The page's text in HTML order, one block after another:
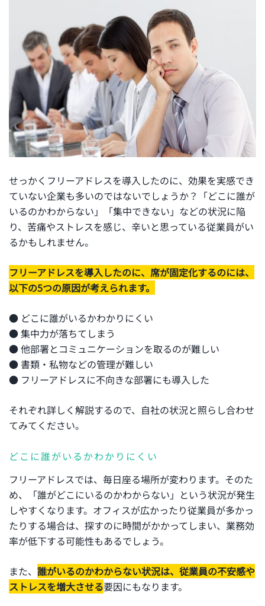
せっかくフリーアドレスを導入したのに、効果を実感でき
ていない企業も多いのではないでしょうか？「どこに誰が
いるのかわからない」「集中できない」などの状況に陥
り、苦痛やストレスを感じ、辛いと思っている従業員がい
るかもしれません。
フリーアドレスを導入したのに、席が固定化するのには、
以下の5つの原因が考えられます。
● どこに誰がいるかわかりにくい
● 集中力が落ちてしまう
● 他部署とコミュニケーションを取るのが難しい
● 書類・私物などの管理が難しい
● フリーアドレスに不向きな部署にも導入した
それぞれ詳しく解説するので、自社の状況と照らし合わせ
てみてください。
どこに誰がいるかわかりにくい
フリーアドレスでは、毎日座る場所が変わります。そのた
め、「誰がどこにいるのかわからない」という状況が発生
しやすくなります。オフィスが広かったり従業員が多かっ
たりする場合は、探すのに時間がかかってしまい、業務効
率が低下する可能性もあるでしょう。
また、 誰がいるのかわからない状況は、従業員の不安感や
ストレスを増大させる要因にもなります。